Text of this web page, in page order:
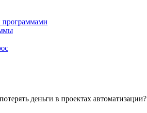
деньги в проектах автоматизации?